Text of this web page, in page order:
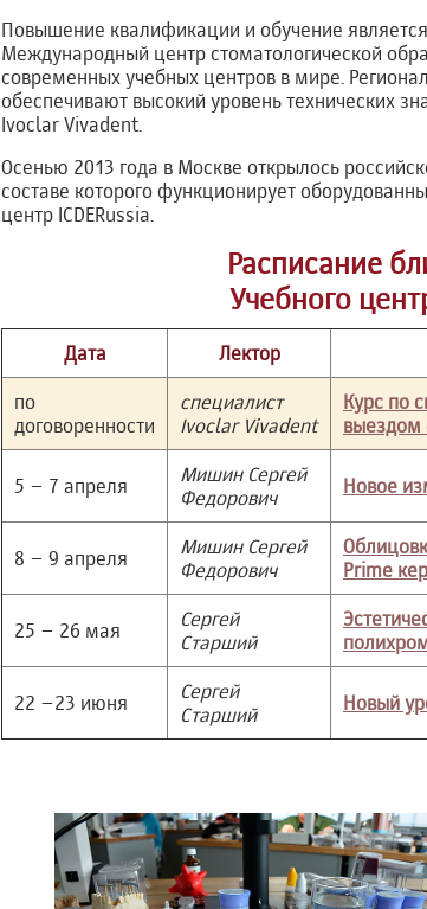
Повышение квалификации и обучение
Международный центр стоматологической
современных учебных центров в мире.
обеспечивают высокий уровень технических
Ivoclar Vivadent.
Осенью 2013 года в Москве открылось
составе которого функционирует
центр ICDERussia.
Расписание
Учебного
Дата Лектор
по
договоренности
специалист
Ivoclar Vivadent
Курс по
выездом
5 – 7 апреля
Мишин Сергей
Федорович
Новое
8 – 9 апреля
Мишин Сергей
Федорович
Prime
25 – 26 мая
Сергей
Старший
22 –23 июня
Сергей
Старший
Новый